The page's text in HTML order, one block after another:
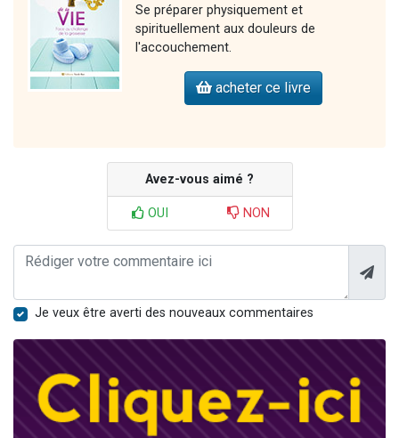
Se préparer physiquement et
spirituellement aux douleurs de
l'accouchement.
acheter ce livre
Avez-vous aimé ?
OUI NON
Je veux être averti des nouveaux commentaires